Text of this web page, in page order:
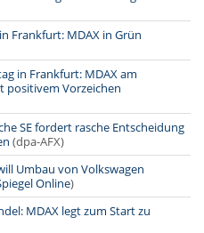
Frankfurt: MDAX in Grün
in Frankfurt: MDAX am
positivem Vorzeichen
SE fordert rasche Entscheidung
(dpa-AFX)
Umbau von Volkswagen
Online)
MDAX legt zum Start zu